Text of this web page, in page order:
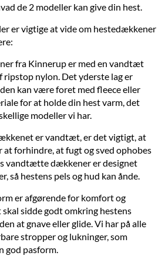
de 2 modeller kan give din hest.
er vigtige at vide om hestedækkener
fra Kinnerup er med en vandtæt
ripstop nylon. Det yderste lag er
kan være foret med fleece eller
for at holde din hest varm, det
modeller vi har.
er vandtæt, er det vigtigt, at
at forhindre, at fugt og sved ophobes
vandtætte dækkener er designet
så hestens pels og hud kan ånde.
er afgørende for komfort og
sidde godt omkring hestens
at gnave eller glide. Vi har på alle
stropper og lukninger, som
god pasform.